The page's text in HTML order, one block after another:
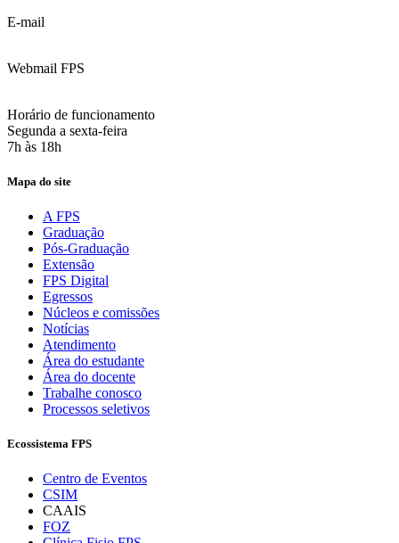
E-mail
Webmail FPS
Horário de funcionamento
Segunda a sexta-feira
7h às 18h
Mapa do site
A FPS
Graduação
Pós-Graduação
Extensão
FPS Digital
Egressos
Núcleos e comissões
Notícias
Atendimento
Área do estudante
Área do docente
Trabalhe conosco
Processos seletivos
Ecossistema FPS
Centro de Eventos
CSIM
CAAIS
FOZ